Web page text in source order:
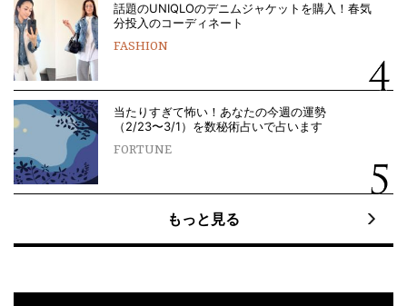
話題のUNIQLOのデニムジャケットを購入！春気
分投入のコーディネート
FASHION
当たりすぎて怖い！あなたの今週の運勢
（2/23〜3/1）を数秘術占いで占います
FORTUNE
もっと見る